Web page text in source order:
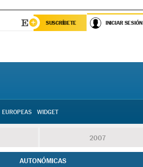
SUSCRÍBETE INICIAR SESIÓN
EUROPEAS WIDGET
2007
AUTONÓMICAS